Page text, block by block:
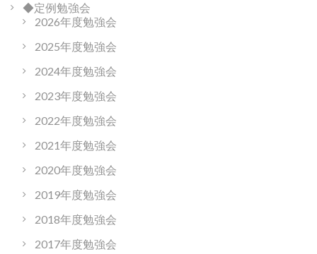
◆定例勉強会
2026年度勉強会
2025年度勉強会
2024年度勉強会
2023年度勉強会
2022年度勉強会
2021年度勉強会
2020年度勉強会
2019年度勉強会
2018年度勉強会
2017年度勉強会